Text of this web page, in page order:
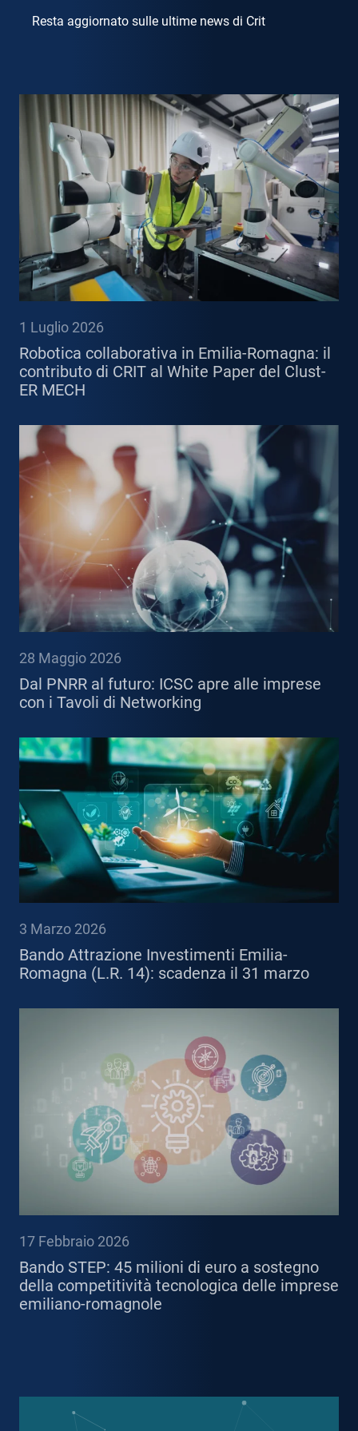
Resta aggiornato sulle ultime news di Crit
1 Luglio 2026
Robotica collaborativa in Emilia-Romagna: il
contributo di CRIT al White Paper del Clust-
ER MECH
28 Maggio 2026
Dal PNRR al futuro: ICSC apre alle imprese
con i Tavoli di Networking
3 Marzo 2026
Bando Attrazione Investimenti Emilia-
Romagna (L.R. 14): scadenza il 31 marzo
17 Febbraio 2026
Bando STEP: 45 milioni di euro a sostegno
della competitività tecnologica delle imprese
emiliano-romagnole